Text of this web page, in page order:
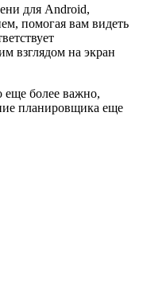
для Android,
помогая вам видеть
взглядом на экран
еще более важно,
планировщика еще